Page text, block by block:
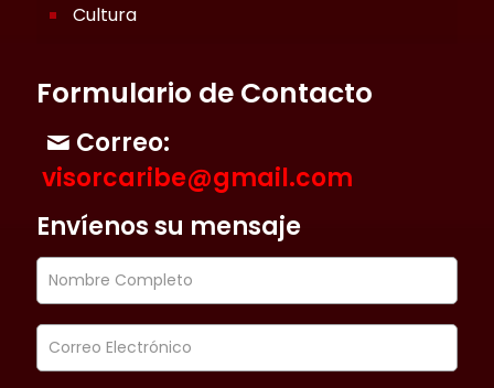
Cultura
Formulario de Contacto
Correo:
visorcaribe@gmail.com
Envíenos su mensaje